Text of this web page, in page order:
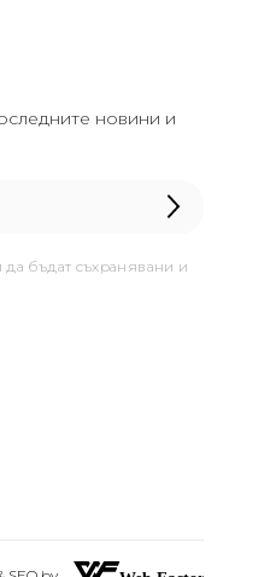
новини и
да бъдат съхранявани и